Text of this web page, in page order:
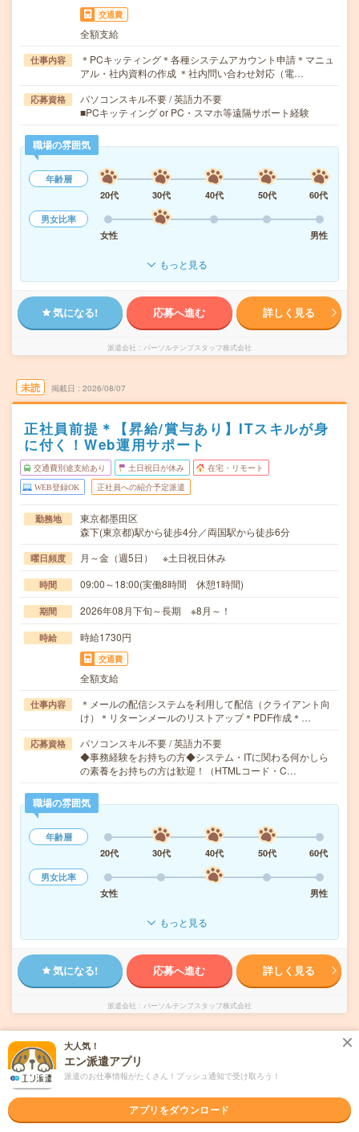
交通費
全額支給
仕事内容
＊PCキッティング＊各種システムアカウント申請＊マニュ
アル・社内資料の作成 ＊社内問い合わせ対応（電…
応募資格
パソコンスキル不要 / 英語力不要
■PCキッティング or PC・スマホ等遠隔サポート経験
職場の雰囲気
年齢層
20代
30代 40代 50代
60代
男女比率
女性
男性
もっと見る
気になる! 応募へ進む 詳しく見る
派遣会社 パーソルテンプスタッフ株式会社
未読 掲載日 2026/08/07
正社員前提＊【昇給/賞与あり】ITスキルが身
に付く！Web運用サポート
交通費別途支給あり 土日祝日が休み 在宅・リモート
WEB登録OK 正社員への紹介予定派遣
勤務地
東京都墨田区
森下(東京都)駅から徒歩4分／両国駅から徒歩6分
曜日頻度 月～金（週5日） ※土日祝日休み
時間 09:00～18:00(実働8時間 休憩1時間)
期間 2026年08月下旬～長期 ※8月～！
時給 時給1730円
交通費
全額支給
仕事内容
＊メールの配信システムを利用して配信（クライアント向
け）＊リターンメールのリストアップ＊PDF作成＊…
応募資格
パソコンスキル不要 / 英語力不要
◆事務経験をお持ちの方◆システム・ITに関わる何かしら
の素養をお持ちの方は歓迎！（HTMLコード・C…
職場の雰囲気
年齢層
20代
30代 40代 50代
60代
男女比率
女性
男性
もっと見る
気になる! 応募へ進む 詳しく見る
派遣会社 パーソルテンプスタッフ株式会社
未読 掲載日 2026/08/07
【12月まで】高時給！外資製薬メーカー/デー
タ運用サポート
交通費別途支給あり 土日祝日が休み 残業なし 在宅・リモート
大人気！
エン派遣アプリ
派遣のお仕事情報がたくさん！プッシュ通知で受け取ろう！
アプリをダウンロード